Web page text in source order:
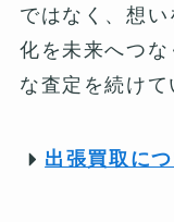
ではなく、想
化を未来へつ
な査定を続けて
出張買取に